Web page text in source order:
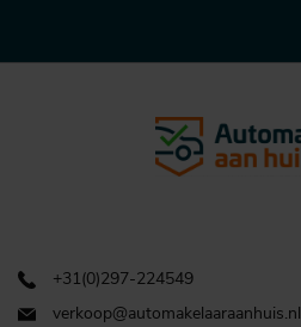
+31(0)297-224549
verkoop@automakelaaraanhuis.nl